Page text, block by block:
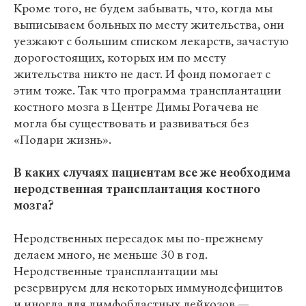
Кроме того, не будем забывать, что, когда мы
выписываем больных по месту жительства, они
уезжают с большим списком лекарств, зачастую
дорогостоящих, которых им по месту
жительства никто не даст. И фонд помогает с
этим тоже. Так что программа трансплантации
костного мозга в Центре Димы Рогачева не
могла бы существовать и развиваться без
«Подари жизнь».
В каких случаях пациентам все же необходима
неродственная трансплантация костного
мозга?
Неродственных пересадок мы по-прежнему
делаем много, не меньше 30 в год.
Неродственные трансплантации мы
резервируем для некоторых иммунодефицитов